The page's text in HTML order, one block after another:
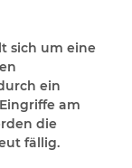
sich um eine
ein
am
die
fällig.